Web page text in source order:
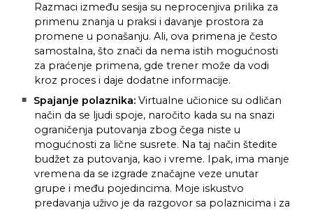
Razmaci između sesija su neprocenjiva prilika za
primenu znanja u praksi i davanje prostora za
promene u ponašanju. Ali, ova primena je često
samostalna, što znači da nema istih mogućnosti
za praćenje primena, gde trener može da vodi
kroz proces i daje dodatne informacije.
Spajanje polaznika: Virtualne učionice su odličan
način da se ljudi spoje, naročito kada su na snazi
ograničenja putovanja zbog čega niste u
mogućnosti za lične susrete. Na taj način štedite
budžet za putovanja, kao i vreme. Ipak, ima manje
vremena da se izgrade značajne veze unutar
grupe i među pojedincima. Moje iskustvo
predavanja uživo je da razgovor sa polaznicima i za